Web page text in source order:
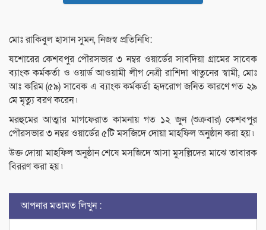
মোঃ রাকিবুল হাসান সুমন, নিজস্ব প্রতিনিধি:
যশোরের কেশবপুর পৌরসভার ৩ নম্বর ওয়ার্ডের সাবদিয়া গ্রামের সাবেক
ব্যাংক কর্মকর্তা ও ওয়ার্ড আওয়ামী লীগ নেত্রী রাশিদা খাতুনের স্বামী, মোঃ
আঃ করিম (৫৯) সাবেক এ ব্যাংক কর্মকর্তা হৃদরোগ জনিত কারণে গত ২৯
মে মৃত্যু বরণ করেন ৷
মরহুমের আত্মার মাগফেরাত কামনায় গত ১২ জুন (শুক্রবার) কেশবপুর
পৌরসভার ৩ নম্বর ওয়ার্ডের ৫টি মসজিদে দোয়া মাহফিল অনুষ্ঠান করা হয় ৷
উক্ত দোয়া মাহফিল অনুষ্ঠান শেষে মসজিদে আসা মুসল্লিদের মাঝে তাবারক
বিররণ করা হয় ৷
আপনার মতামত লিখুন :